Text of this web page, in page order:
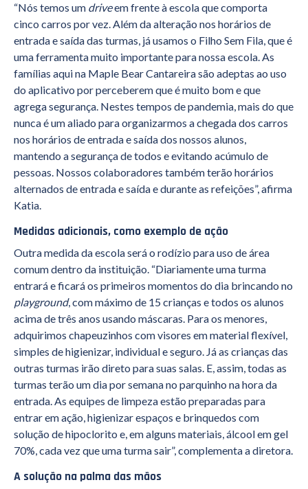
“Nós temos um driveem frente à escola que comporta
cinco carros por vez. Além da alteração nos horários de
entrada e saída das turmas, já usamos o Filho Sem Fila, que é
uma ferramenta muito importante para nossa escola. As
famílias aqui na Maple Bear Cantareira são adeptas ao uso
do aplicativo por perceberem que é muito bom e que
agrega segurança. Nestes tempos de pandemia, mais do que
nunca é um aliado para organizarmos a chegada dos carros
nos horários de entrada e saída dos nossos alunos,
mantendo a segurança de todos e evitando acúmulo de
pessoas. Nossos colaboradores também terão horários
alternados de entrada e saída e durante as refeições”, afirma
Katia.
Medidas adicionais, como exemplo de ação
Outra medida da escola será o rodízio para uso de área
comum dentro da instituição. “Diariamente uma turma
entrará e ficará os primeiros momentos do dia brincando no
playground, com máximo de 15 crianças e todos os alunos
acima de três anos usando máscaras. Para os menores,
adquirimos chapeuzinhos com visores em material flexível,
simples de higienizar, individual e seguro. Já as crianças das
outras turmas irão direto para suas salas. E, assim, todas as
turmas terão um dia por semana no parquinho na hora da
entrada. As equipes de limpeza estão preparadas para
entrar em ação, higienizar espaços e brinquedos com
solução de hipoclorito e, em alguns materiais, álcool em gel
70%, cada vez que uma turma sair”, complementa a diretora.
A solução na palma das mãos